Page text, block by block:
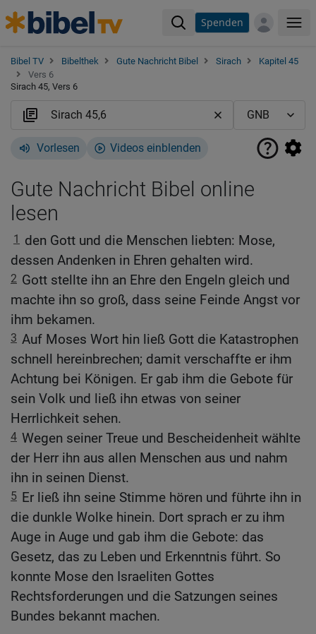
Spenden
Bibel TV Bibelthek Gute Nachricht Bibel Sirach
Kapitel 45
Vers 6
Sirach 45, Vers 6
Vorlesen Videos einblenden
Gute Nachricht Bibel online
lesen
1 den Gott und die Menschen liebten: Mose,
dessen Andenken in Ehren gehalten wird.
2 Gott stellte ihn an Ehre den Engeln gleich und
machte ihn so groß, dass seine Feinde Angst vor
ihm bekamen.
3 Auf Moses Wort hin ließ Gott die Katastrophen
schnell hereinbrechen; damit verschaffte er ihm
Achtung bei Königen. Er gab ihm die Gebote für
sein Volk und ließ ihn etwas von seiner
Herrlichkeit sehen.
4 Wegen seiner Treue und Bescheidenheit wählte
der Herr ihn aus allen Menschen aus und nahm
ihn in seinen Dienst.
5 Er ließ ihn seine Stimme hören und führte ihn in
die dunkle Wolke hinein. Dort sprach er zu ihm
Auge in Auge und gab ihm die Gebote: das
Gesetz, das zu Leben und Erkenntnis führt. So
konnte Mose den Israeliten Gottes
Rechtsforderungen und die Satzungen seines
Bundes bekannt machen.